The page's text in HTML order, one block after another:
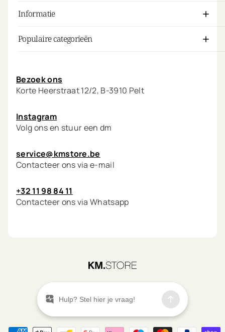
Informatie
Populaire categorieën
Bezoek ons
Korte Heerstraat 12/2, B-3910 Pelt
Instagram
Volg ons en stuur een dm
service@kmstore.be
Contacteer ons via e-mail
+32 11 98 84 11
Contacteer ons via Whatsapp